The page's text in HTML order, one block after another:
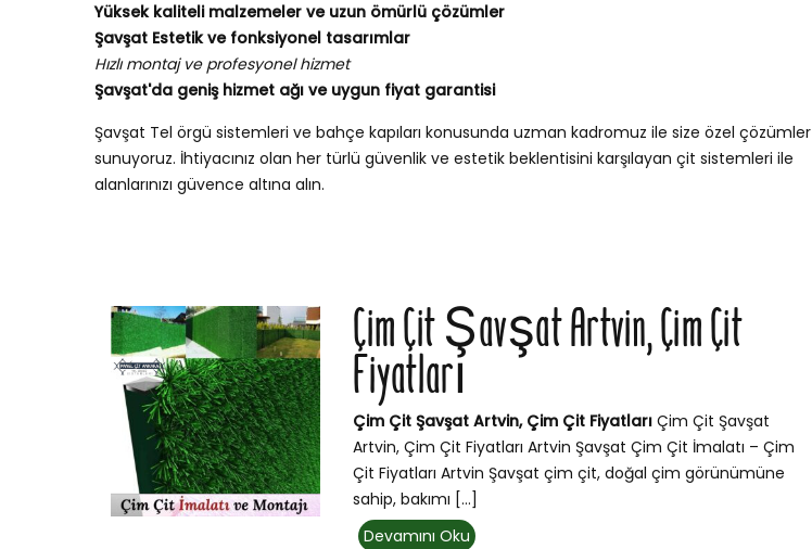
Yüksek kaliteli malzemeler ve uzun ömürlü çözümler
Şavşat Estetik ve fonksiyonel tasarımlar
Hızlı montaj ve profesyonel hizmet
Şavşat'da geniş hizmet ağı ve uygun fiyat garantisi
Şavşat Tel örgü sistemleri ve bahçe kapıları konusunda uzman kadromuz ile size özel çözümler
sunuyoruz. İhtiyacınız olan her türlü güvenlik ve estetik beklentisini karşılayan çit sistemleri ile
alanlarınızı güvence altına alın.
Çim Çit Şavşat Artvin, Çim Çit
Fiyatları
Çim Çit Şavşat Artvin, Çim Çit Fiyatları Çim Çit Şavşat
Artvin, Çim Çit Fiyatları Artvin Şavşat Çim Çit İmalatı – Çim
Çit Fiyatları Artvin Şavşat çim çit, doğal çim görünümüne
sahip, bakımı […]
Devamını Oku